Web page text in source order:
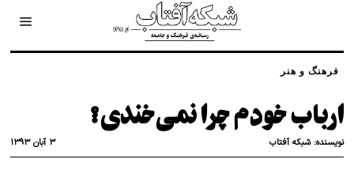
فرهنگ و هنر
ارباب خودم چرا نمی‌خندی؟
نویسنده:شبکه آفتاب ۳ آبان ۱۳۹۳